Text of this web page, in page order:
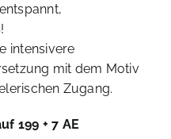
intensivere
mit dem Motiv
Zugang.
199 + 7 AE